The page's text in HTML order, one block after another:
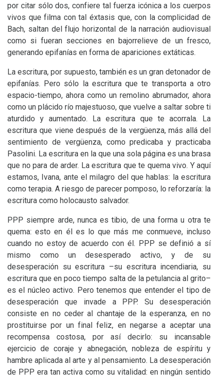
por citar sólo dos, confiere tal fuerza icónica a los cuerpos
vivos que filma con tal éxtasis que, con la complicidad de
Bach, saltan del flujo horizontal de la narración audiovisual
como si fueran secciones en bajorrelieve de un fresco,
generando epifanías en forma de apariciones extáticas.
La escritura, por supuesto, también es un gran detonador de
epifanías. Pero sólo la escritura que te transporta a otro
espacio-tiempo, ahora como un remolino abrumador, ahora
como un plácido río majestuoso, que vuelve a saltar sobre ti
aturdido y aumentado. La escritura que te acorrala. La
escritura que viene después de la vergüenza, más allá del
sentimiento de vergüenza, como predicaba y practicaba
Pasolini. La escritura en la que una sola página es una brasa
que no para de arder. La escritura que te quema vivo. Y aquí
estamos, Ivana, ante el milagro del que hablas: la escritura
como terapia. A riesgo de parecer pomposo, lo reforzaría: la
escritura como holocausto salvador.
PPP siempre arde, nunca es tibio, de una forma u otra te
quema: esto en él es lo que más me conmueve, incluso
cuando no estoy de acuerdo con él. PPP se definió a sí
mismo como un desesperado activo, y de su
desesperación su escritura –su escritura incendiaria, su
escritura que en poco tiempo salta de la petulancia al grito–
es el núcleo activo. Pero tenemos que entender el tipo de
desesperación que invade a PPP. Su desesperación
consiste en no ceder al chantaje de la esperanza, en no
prostituirse por un final feliz, en negarse a aceptar una
recompensa costosa, por así decirlo: su incansable
ejercicio de coraje y abnegación, nobleza de espíritu y
hambre aplicada al arte y al pensamiento. La desesperación
de PPP era tan activa como su vitalidad: en ningún sentido